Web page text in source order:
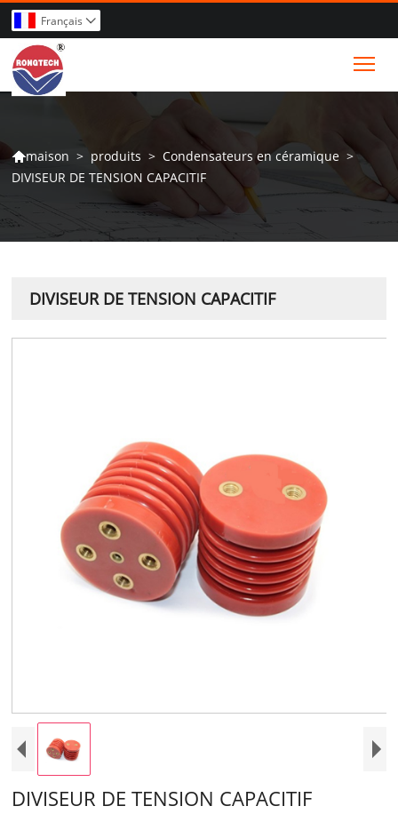
Français 
maison > produits > Condensateurs en céramique >
DIVISEUR DE TENSION CAPACITIF
DIVISEUR DE TENSION CAPACITIF
DIVISEUR DE TENSION CAPACITIF